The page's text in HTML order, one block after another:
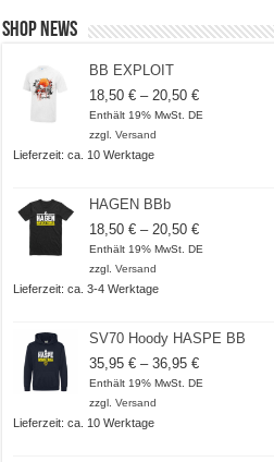
Shop News
BB EXPLOIT
18,50€ – 20,50€Preisspanne:
18,50 €
Enthält 19% MwSt. DE
zzgl.Versand
Lieferzeit: ca. 10 Werktage
HAGEN BBb
18,50€ – 20,50€Preisspanne:
18,50 €
Enthält 19% MwSt. DE
zzgl.Versand
Lieferzeit: ca. 3-4 Werktage
SV70 Hoody HASPE BB
35,95€ –36,95€Preisspanne:
35,95 €
Enthält 19% MwSt. DE
zzgl.Versand
Lieferzeit: ca. 10 Werktage